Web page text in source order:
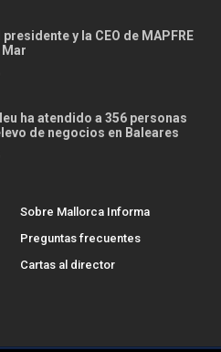
y la CEO de MAPFRE
ha atendido a 356 personas
de negocios en Baleares
Sobre Mallorca Informa
Preguntas frecuentes
Cartas al director